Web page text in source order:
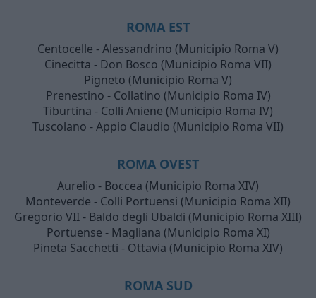
ROMA EST
Centocelle - Alessandrino (Municipio Roma V)
Cinecitta - Don Bosco (Municipio Roma VII)
Pigneto (Municipio Roma V)
Prenestino - Collatino (Municipio Roma IV)
Tiburtina - Colli Aniene (Municipio Roma IV)
Tuscolano - Appio Claudio (Municipio Roma VII)
ROMA OVEST
Aurelio - Boccea (Municipio Roma XIV)
Monteverde - Colli Portuensi (Municipio Roma XII)
Gregorio VII - Baldo degli Ubaldi (Municipio Roma XIII)
Portuense - Magliana (Municipio Roma XI)
Pineta Sacchetti - Ottavia (Municipio Roma XIV)
ROMA SUD